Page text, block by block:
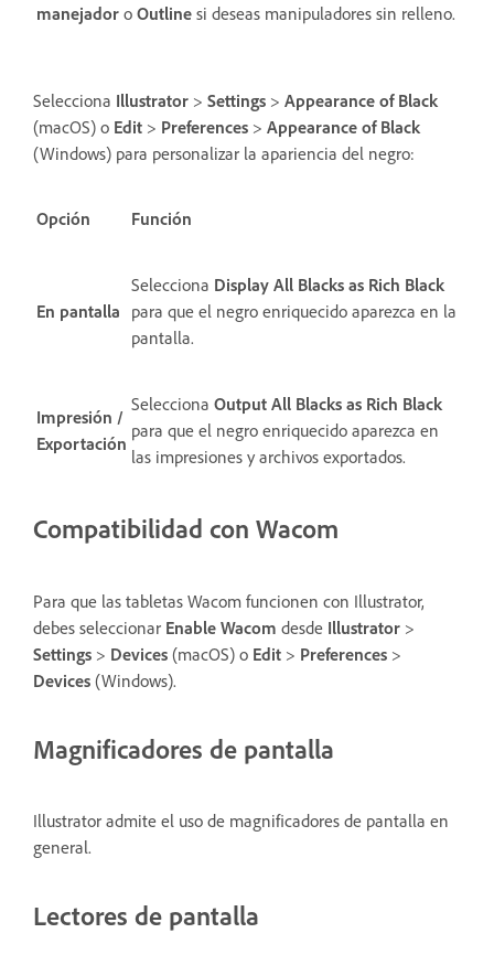
manejador o Outline si deseas manipuladores sin relleno.
Selecciona Illustrator > Settings > Appearance of Black
(macOS) o Edit > Preferences > Appearance of Black
(Windows) para personalizar la apariencia del negro:
Opción Función
En pantalla
Selecciona Display All Blacks as Rich Black
para que el negro enriquecido aparezca en la
pantalla.
Impresión /
Exportación
Selecciona Output All Blacks as Rich Black
para que el negro enriquecido aparezca en
las impresiones y archivos exportados.
Compatibilidad con Wacom
Para que las tabletas Wacom funcionen con Illustrator,
debes seleccionar Enable Wacom desde Illustrator >
Settings > Devices (macOS) o Edit > Preferences >
Devices (Windows).
Magnificadores de pantalla
Illustrator admite el uso de magnificadores de pantalla en
general.
Lectores de pantalla